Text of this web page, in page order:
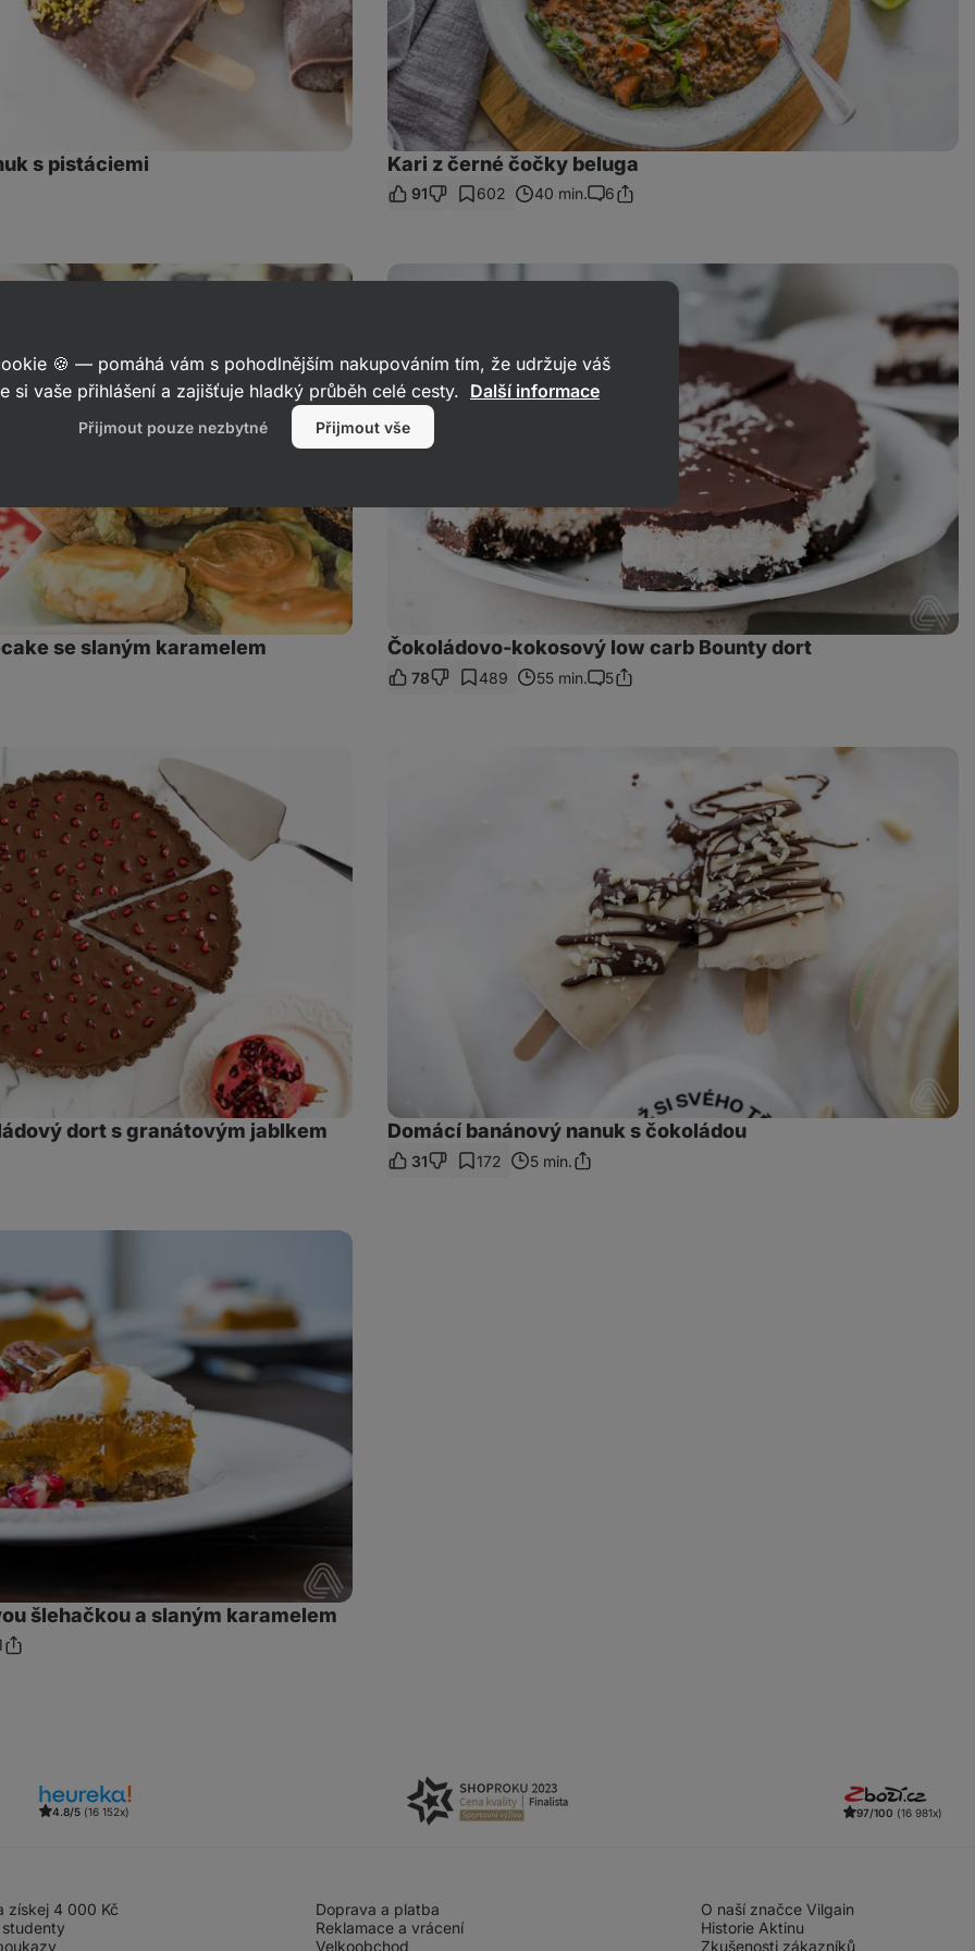
s pistáciemi Kari z černé čočky beluga
91 602 40 min.
Komentáře
6Sdílet
se slaným karamelem Čokoládovo-kokosový low carb Bounty dort
78 489 55 min.
Komentáře
5Sdílet
dort s granátovým jablkem Domácí banánový nanuk s čokoládou
31 172 5 min.Sdílet
šlehačkou a slaným karamelem
Sdílet
4.8/5 (16 152x) 97/100 (16 981x)
získej 4 000 Kč
studenty
Doprava a platba
Reklamace a vrácení
Velkoobchod
O naší značce Vilgain
Historie Aktinu
Zkušenosti zákazníků
🍪 — pomáhá vám s pohodlnějším nakupováním tím, že udržuje váš
si vaše přihlášení a zajišťuje hladký průběh celé cesty. Další informace
Přijmout pouze nezbytné Přijmout vše